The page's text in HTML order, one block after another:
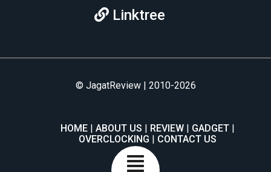
Linktree
© JagatReview | 2010-2026
HOME ABOUT US REVIEW
GADGET
OVERCLOCKING
CONTACT US